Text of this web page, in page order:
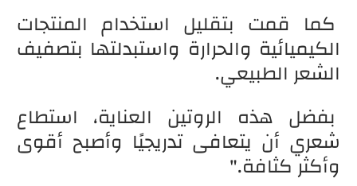
كما قمت بتقليل استخدام المنتجات
الكيميائية والحرارة واستبدلتها بتصفيف
الشعر الطبيعي.
بفضل هذه الروتين العناية، استطاع
شعري أن يتعافى تدريجيًا وأصبح أقوى
وأكثر كثافة."